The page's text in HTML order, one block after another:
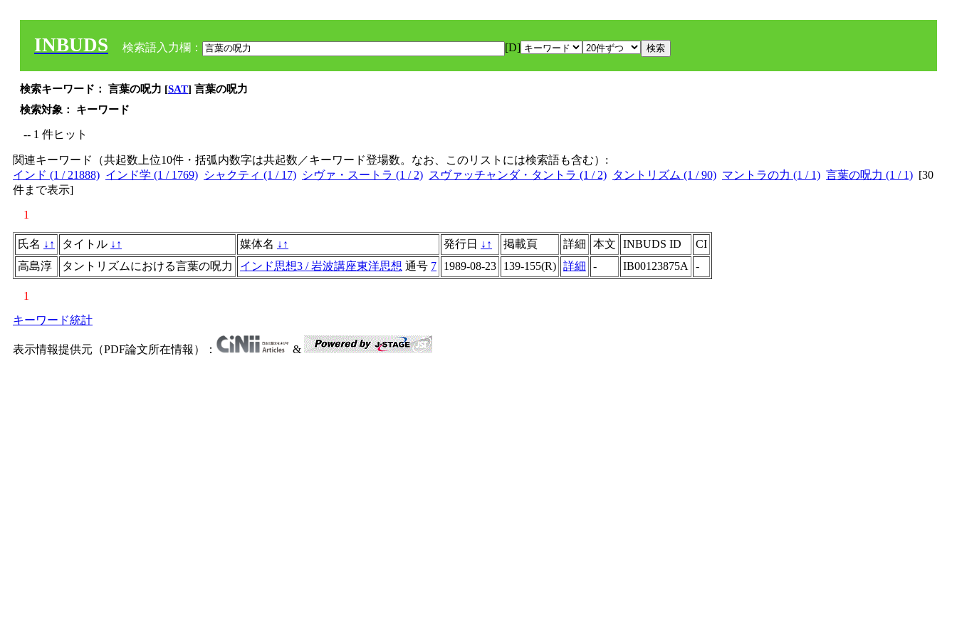
INBUDS 検索語入力欄： [D]
検索キーワード： 言葉の呪力 [SAT] 言葉の呪力
検索対象： キーワード
-- 1 件ヒット
関連キーワード（共起数上位10件・括弧内数字は共起数／キーワード登場数。なお、このリストには検索語も含む）:
インド (1 / 21888) インド学 (1 / 1769) シャクティ (1 / 17) シヴァ・スートラ (1 / 2) スヴァッチャンダ・タントラ (1 / 2) タントリズム (1 / 90) マントラの力 (1 / 1) 言葉の呪力 (1 / 1) [30
件まで表示]
1
氏名 ↓ ↑ タイトル ↓ ↑ 媒体名 ↓ ↑ 発行日 ↓ ↑ 掲載頁 詳細 本文 INBUDS ID
CI
高島淳
タントリズムにおける言葉の呪力 インド思想3 / 岩波講座東洋思想 通号 7 1989-08-23 139-155(R) 詳細 - IB00123875A -
1
キーワード統計
表示情報提供元（PDF論文所在情報）： &